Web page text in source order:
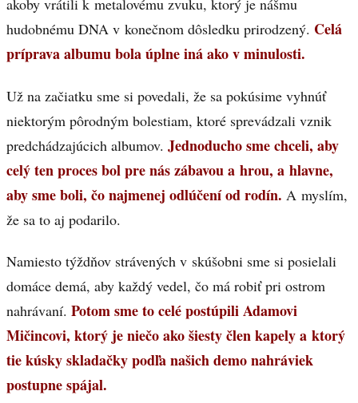
akoby vrátili k metalovému zvuku, ktorý je nášmu
hudobnému DNA v konečnom dôsledku prirodzený. Celá
príprava albumu bola úplne iná ako v minulosti.
Už na začiatku sme si povedali, že sa pokúsime vyhnúť
niektorým pôrodným bolestiam, ktoré sprevádzali vznik
predchádzajúcich albumov. Jednoducho sme chceli, aby
celý ten proces bol pre nás zábavou a hrou, a hlavne,
aby sme boli, čo najmenej odlúčení od rodín. A myslím,
že sa to aj podarilo.
Namiesto týždňov strávených v skúšobni sme si posielali
domáce demá, aby každý vedel, čo má robiť pri ostrom
nahrávaní. Potom sme to celé postúpili Adamovi
Mičincovi, ktorý je niečo ako šiesty člen kapely a ktorý
tie kúsky skladačky podľa našich demo nahráviek
postupne spájal.